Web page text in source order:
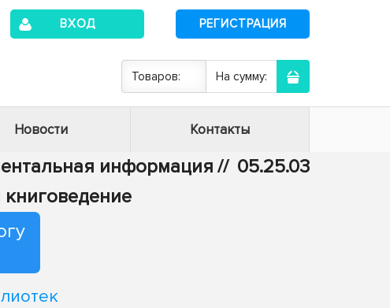
ВХОД РЕГИСТРАЦИЯ
Товаров: На сумму:
Новости Контакты
информация // 05.25.03